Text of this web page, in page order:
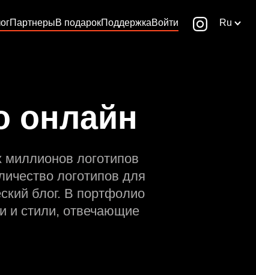
ПартнерыВ подарокПоддержкаВойти Ru
онлайн
логотипов
логотипов для
блог. В портфолио
и стили, отвечающие